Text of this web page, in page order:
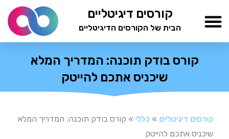
לתוכן
קורסים דיגיטליים
הבית של הקורסים הדיגיטליים
קורס בודק תוכנה: המדריך המלא
שיכניס אתכם להייטק
קורסים דיגיטליים » כללי » קורס בודק תוכנה: המדריך המלא
שיכניס אתכם להייטק